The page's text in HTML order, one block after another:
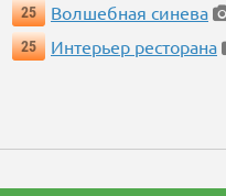
25
Волшебная синева
25
Интерьер ресторана